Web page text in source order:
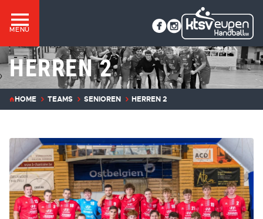
MENÜ
HERREN 2
HOME TEAMS SENIOREN HERREN 2